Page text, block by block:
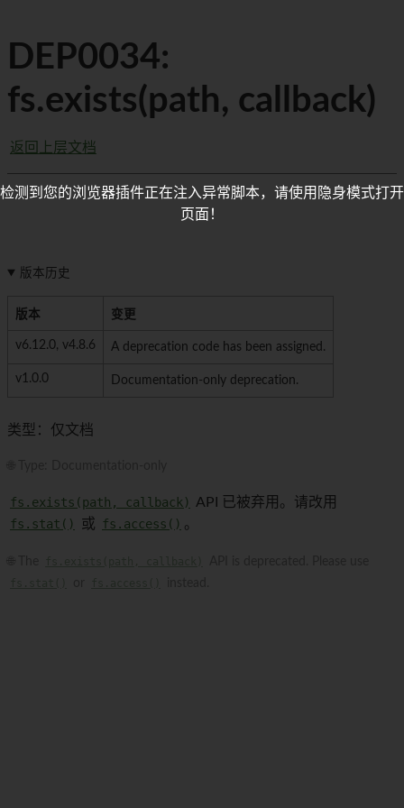
DEP0034:
fs.exists(path, callback)
返回上层文档
版本历史
版本 变更
v6.12.0, v4.8.6 A deprecation code has been assigned.
v1.0.0 Documentation-only deprecation.
类型：仅文档
fs.exists(path, callback)
API 已被弃用。请改用
fs.stat()
或 fs.access() 。
检测到您的浏览器插件正在注入异常脚本，请使用隐身模式打开
页面！